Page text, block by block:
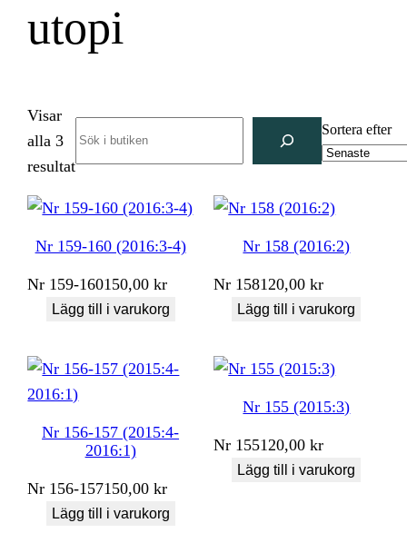
utopi
Visar
alla 3
resultatSortera
senaste
Sortera efter
Nr 159-160 (2016:3-4)
Nr 159-160150,00kr
Lägg till i varukorg
Nr 158 (2016:2)
Nr 158120,00kr
Lägg till i varukorg
Nr 156-157 (2015:4-
2016:1)
Nr 156-157150,00kr
Lägg till i varukorg
Nr 155 (2015:3)
Nr 155120,00kr
Lägg till i varukorg